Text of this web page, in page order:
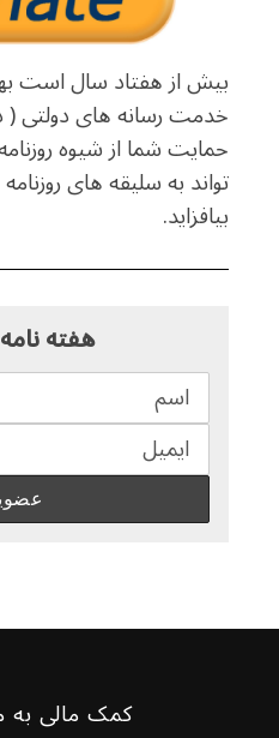
بیش از هفتاد سال است
خدمت رسانه های دولتی
حمایت شما از شیوه
تواند به سلیقه های
بیافزاید.
هفته
کمک مالی به